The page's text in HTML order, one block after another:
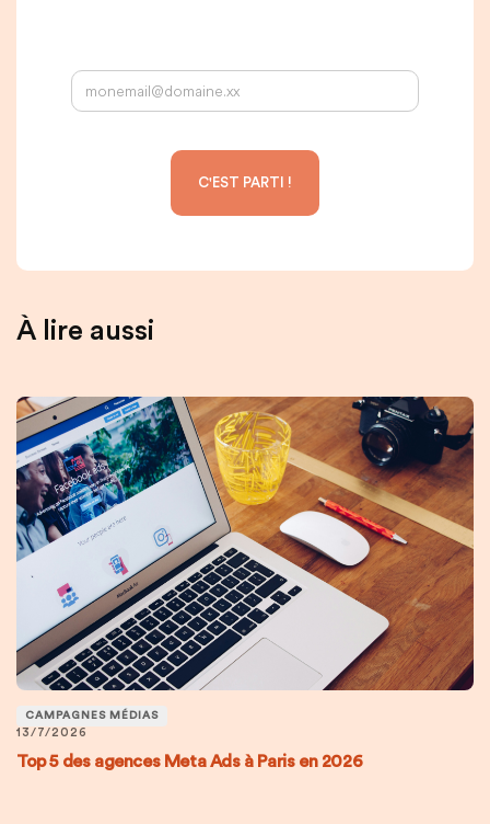
À lire aussi
CAMPAGNES MÉDIAS
13/7/2026
Top 5 des agences Meta Ads à Paris en 2026